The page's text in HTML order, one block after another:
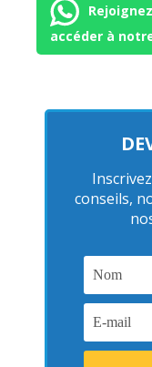
accéder à
conseils,